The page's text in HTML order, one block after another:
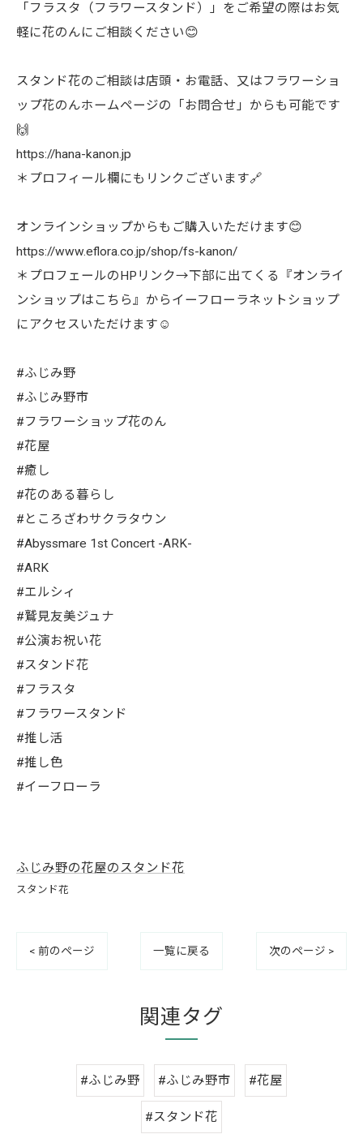
「フラスタ（フラワースタンド）」をご希望の際はお気
軽に花のんにご相談ください😊
スタンド花のご相談は店頭・お電話、又はフラワーショ
ップ花のんホームページの「お問合せ」からも可能です
🙌
https://hana-kanon.jp
＊プロフィール欄にもリンクございます🔗
オンラインショップからもご購入いただけます😊
https://www.eflora.co.jp/shop/fs-kanon/
＊プロフェールのHPリンク→下部に出てくる『オンライ
ンショップはこちら』からイーフローラネットショップ
にアクセスいただけます☺︎
#ふじみ野
#ふじみ野市
#フラワーショップ花のん
#花屋
#癒し
#花のある暮らし
#ところざわサクラタウン
#Abyssmare 1st Concert -ARK-
#ARK
#エルシィ
#鷲見友美ジュナ
#公演お祝い花
#スタンド花
#フラスタ
#フラワースタンド
#推し活
#推し色
#イーフローラ
ふじみ野の花屋のスタンド花
スタンド花
< 前のページ 一覧に戻る 次のページ >
関連タグ
#ふじみ野 #ふじみ野市 #花屋
#スタンド花